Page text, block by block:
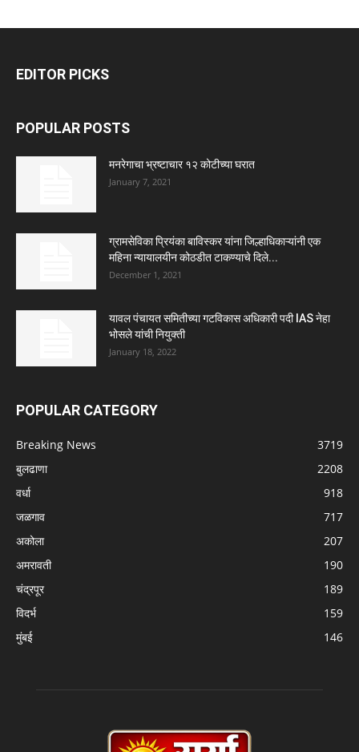
EDITOR PICKS
POPULAR POSTS
मनरेगाचा भ्रष्टाचार १२ कोटीच्या घरात
January 7, 2021
ग्रामसेविका प्रियंका बाविस्कर यांना जिल्हाधिकाऱ्यांनी एक
महिना न्यायालयीन कोठडीत टाकण्याचे दिले...
December 1, 2021
यावल पंचायत समितीच्या गटविकास अधिकारी पदी IAS नेहा
भोसले यांची नियुक्ती
January 18, 2022
POPULAR CATEGORY
Breaking News
3719
बुलढाणा
2208
वर्धा
918
जळगाव
717
अकोला
207
अमरावती
190
चंद्रपूर
189
विदर्भ
159
मुंबई
146